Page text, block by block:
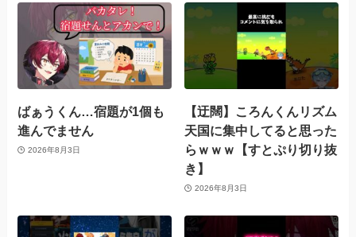
ばぁうくん…宿題が1個も
進んでません
2026年8月3日
【迂闊】ころんくんリズム
天国に集中してると思った
らｗｗｗ【すとぷり切り抜
き】
2026年8月3日